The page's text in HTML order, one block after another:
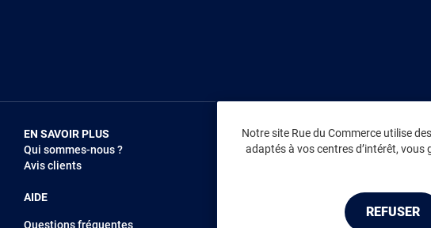
Notre site Rue du Commerce utilise
adaptés à vos centres d’intérêt,
REFUSER
EN SAVOIR PLUS
Qui sommes-nous ?
Avis clients
AIDE
Questions fréquentes
NOUS REJOINDRE
Vendez sur RDC